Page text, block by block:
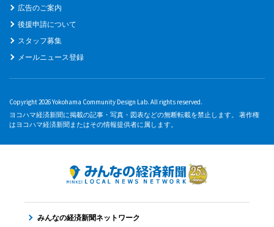
広告のご案内
後援申請について
スタッフ募集
メールニュース登録
Copyright 2026 Yokohama Community Design Lab. All rights reserved.
ヨコハマ経済新聞に掲載の記事・写真・図表などの無断転載を禁止します。 著作権
はヨコハマ経済新聞またはその情報提供者に属します。
みんなの経済新聞ネットワーク